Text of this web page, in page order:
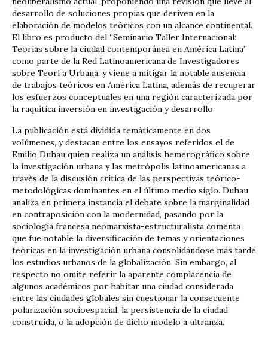
desarrollo de soluciones propias que deriven en la
elaboración de modelos teóricos con un alcance continental.
El libro es producto del “Seminario Taller Internacional:
Teorías sobre la ciudad contemporánea en América Latina”
como parte de la Red Latinoamericana de Investigadores
sobre Teorí a Urbana, y viene a mitigar la notable ausencia
de trabajos teóricos en América Latina, además de recuperar
los esfuerzos conceptuales en una región caracterizada por
la raquítica inversión en investigación y desarrollo.
La publicación está dividida temáticamente en dos
volúmenes, y destacan entre los ensayos referidos el de
Emilio Duhau quien realiza un análisis hemerográfico sobre
la investigación urbana y las metrópolis latinoamericanas a
través de la discusión crítica de las perspectivas teórico-
metodológicas dominantes en el último medio siglo. Duhau
analiza en primera instancia el debate sobre la marginalidad
en contraposición con la modernidad, pasando por la
sociología francesa neomarxista-estructuralista comenta
que fue notable la diversificación de temas y orientaciones
teóricas en la investigación urbana consolidándose más tarde
los estudios urbanos de la globalización. Sin embargo, al
respecto no omite referir la aparente complacencia de
algunos académicos por habitar una ciudad considerada
entre las ciudades globales sin cuestionar la consecuente
polarización socioespacial, la persistencia de la ciudad
construida, o la adopción de dicho modelo a ultranza.